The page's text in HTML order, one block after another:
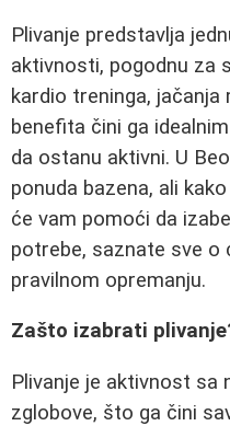
Plivanje predstavlja
aktivnosti, pogodnu za
kardio treninga, jačanja
benefita čini ga
da ostanu aktivni. U
ponuda bazena, ali
će vam pomoći da
potrebe, saznate sve o
pravilnom opremanju.
Zašto izabrati
Plivanje je aktivnost sa
zglobove, što ga čini